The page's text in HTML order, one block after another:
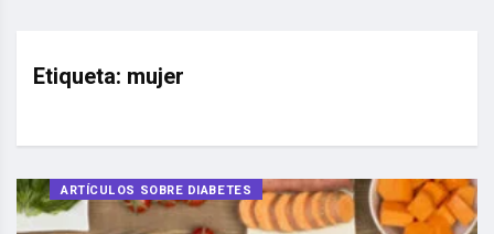
Etiqueta: mujer
ARTÍCULOS SOBRE DIABETES